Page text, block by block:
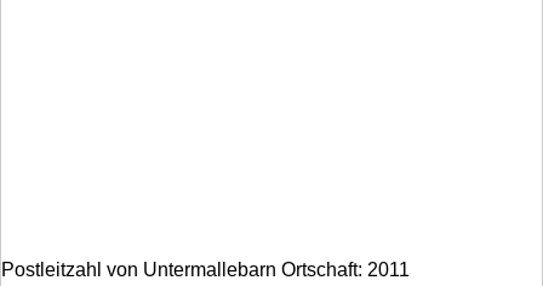
Postleitzahl von Untermallebarn Ortschaft: 2011